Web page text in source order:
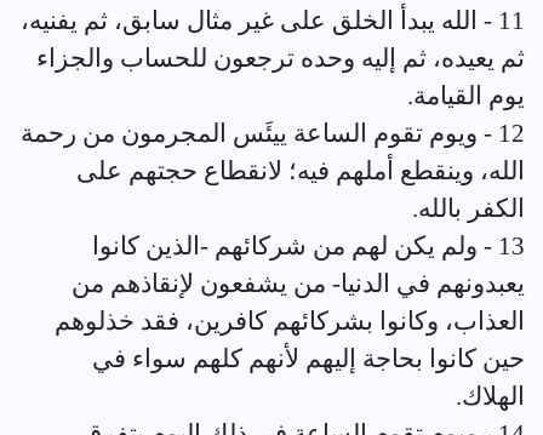
11 - الله يبدأ الخلق على غير مثال سابق، ثم يفنيه،
ثم يعيده، ثم إليه وحده ترجعون للحساب والجزاء
يوم القيامة.
12 - ويوم تقوم الساعة ييئَس المجرمون من رحمة
الله، وينقطع أملهم فيه؛ لانقطاع حجتهم على
الكفر بالله.
13 - ولم يكن لهم من شركائهم -الذين كانوا
يعبدونهم في الدنيا- من يشفعون لإنقاذهم من
العذاب، وكانوا بشركائهم كافرين، فقد خذلوهم
حين كانوا بحاجة إليهم لأنهم كلهم سواء في
الهلاك.